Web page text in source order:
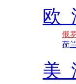
欧
俄
荷
美